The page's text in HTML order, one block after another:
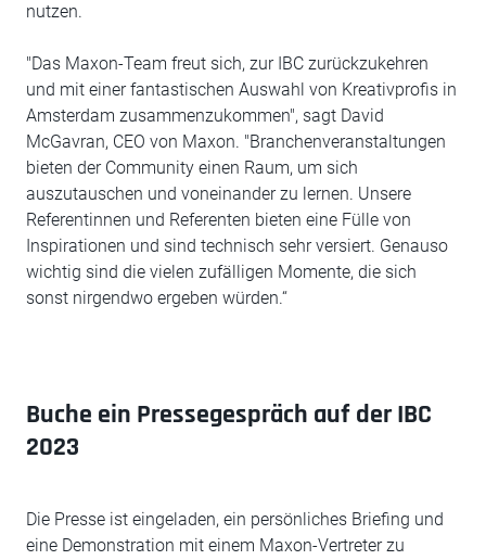
nutzen.
"Das Maxon-Team freut sich, zur IBC zurückzukehren
und mit einer fantastischen Auswahl von Kreativprofis in
Amsterdam zusammenzukommen", sagt David
McGavran, CEO von Maxon. "Branchenveranstaltungen
bieten der Community einen Raum, um sich
auszutauschen und voneinander zu lernen. Unsere
Referentinnen und Referenten bieten eine Fülle von
Inspirationen und sind technisch sehr versiert. Genauso
wichtig sind die vielen zufälligen Momente, die sich
sonst nirgendwo ergeben würden.“
Buche ein Pressegespräch auf der IBC
2023
Die Presse ist eingeladen, ein persönliches Briefing und
eine Demonstration mit einem Maxon-Vertreter zu